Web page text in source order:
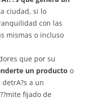
ciudad, si lo
con las
mismas o incluso
que por su
un producto o
a un
fijado de